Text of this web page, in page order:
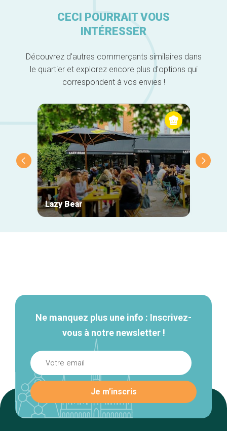
CECI POURRAIT VOUS
INTÉRESSER
Découvrez d'autres commerçants similaires dans
le quartier et explorez encore plus d'options qui
correspondent à vos envies !
Lazy Bear
Ne manquez plus une info : Inscrivez-
vous à notre newsletter !